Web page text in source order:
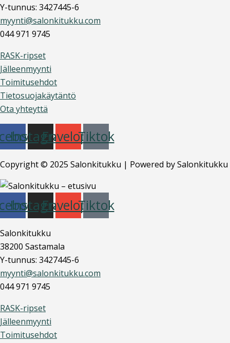
Y-tunnus: 3427445-6
myynti@salonkitukku.com
044 971 9745
RASK-ripset
Jälleenmyynti
Toimitusehdot
Tietosuojakäytäntö
Ota yhteyttä
Instagram
EnvelopeTiktok
Copyright © 2025 Salonkitukku | Powered by Salonkitukku
Instagram
EnvelopeTiktok
Salonkitukku
38200 Sastamala
Y-tunnus: 3427445-6
myynti@salonkitukku.com
044 971 9745
RASK-ripset
Jälleenmyynti
Toimitusehdot